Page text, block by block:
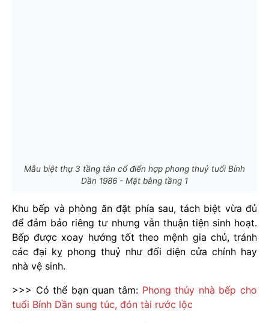
Mẫu biệt thự 3 tầng tân cổ điển hợp phong thuỷ tuổi Bính
Dần 1986 - Mặt bằng tầng 1
Khu bếp và phòng ăn đặt phía sau, tách biệt vừa đủ
để đảm bảo riêng tư nhưng vẫn thuận tiện sinh hoạt.
Bếp được xoay hướng tốt theo mệnh gia chủ, tránh
các đại kỵ phong thuỷ như đối diện cửa chính hay
nhà vệ sinh.
>>> Có thể bạn quan tâm: Phong thủy nhà bếp cho
tuổi Bính Dần sung túc, đón tài rước lộc